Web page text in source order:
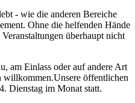
- wie die anderen Bereiche
Ohne die helfenden Hände
überhaupt nicht
am Einlass oder auf andere Art
willkommen.Unsere öffentlichen
Dienstag im Monat statt.